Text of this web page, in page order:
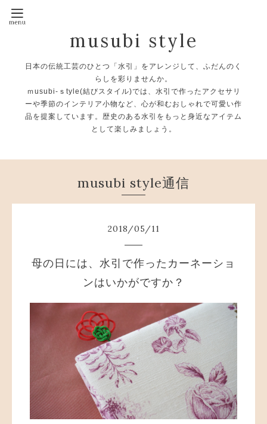
musubi style
日本の伝統工芸のひとつ「水引」をアレンジして、ふだんのく
らしを彩りませんか。
ｍusubi-ｓtyle(結びスタイル)では、水引で作ったアクセサリ
ーや季節のインテリア小物など、心が和むおしゃれで可愛い作
品を提案しています。歴史のある水引をもっと身近なアイテム
として楽しみましょう。
musubi style通信
2018/05/11
母の日には、水引で作ったカーネーショ
ンはいかがですか？